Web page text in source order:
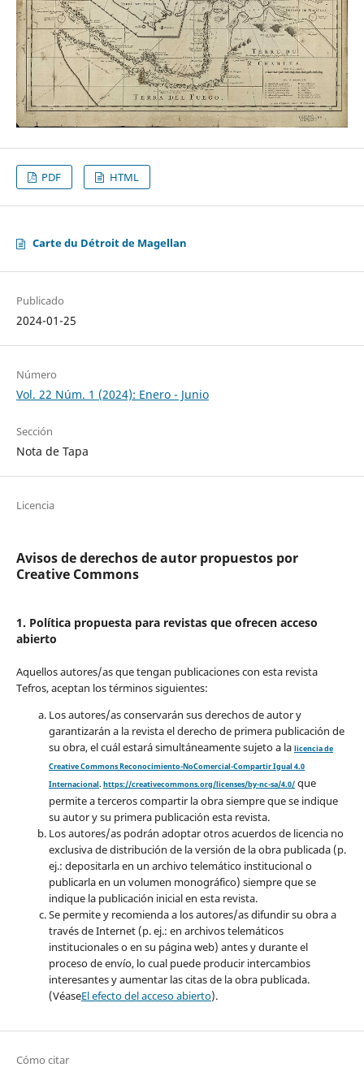
PDF HTML
Carte du Détroit de Magellan
Publicado
2024-01-25
Número
Vol. 22 Núm. 1 (2024): Enero - Junio
Sección
Nota de Tapa
Licencia
Avisos de derechos de autor propuestos por
Creative Commons
1. Política propuesta para revistas que ofrecen acceso
abierto
Aquellos autores/as que tengan publicaciones con esta revista
Tefros, aceptan los términos siguientes:
Los autores/as conservarán sus derechos de autor y
garantizarán a la revista el derecho de primera publicación de
su obra, el cuál estará simultáneamente sujeto a la licencia de
Creative Commons Reconocimiento-NoComercial-Compartir Igual 4.0
Internacional. https://creativecommons.org/licenses/by-nc-sa/4.0/que
permite a terceros compartir la obra siempre que se indique
su autor y su primera publicación esta revista.
Los autores/as podrán adoptar otros acuerdos de licencia no
exclusiva de distribución de la versión de la obra publicada (p.
ej.: depositarla en un archivo telemático institucional o
publicarla en un volumen monográfico) siempre que se
indique la publicación inicial en esta revista.
Se permite y recomienda a los autores/as difundir su obra a
través de Internet (p. ej.: en archivos telemáticos
institucionales o en su página web) antes y durante el
proceso de envío, lo cual puede producir intercambios
interesantes y aumentar las citas de la obra publicada.
(VéaseEl efecto del acceso abierto).
Cómo citar